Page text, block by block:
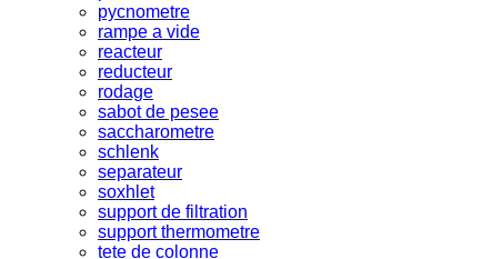
pycnometre
rampe a vide
reacteur
reducteur
rodage
sabot de pesee
saccharometre
schlenk
separateur
soxhlet
support de filtration
support thermometre
tete de colonne